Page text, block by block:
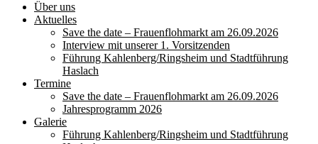
Über uns
Aktuelles
Save the date – Frauenflohmarkt am 26.09.2026
Interview mit unserer 1. Vorsitzenden
Führung Kahlenberg/Ringsheim und Stadtführung
Haslach
Termine
Save the date – Frauenflohmarkt am 26.09.2026
Jahresprogramm 2026
Galerie
Führung Kahlenberg/Ringsheim und Stadtführung